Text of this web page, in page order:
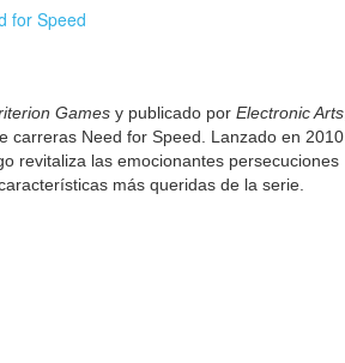
for Speed
Games y publicado por Electronic Arts
carreras Need for Speed. Lanzado en 2010
revitaliza las emocionantes persecuciones
más queridas de la serie.